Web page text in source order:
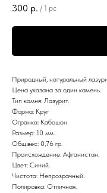
300 р. / 1 pc
Природный, натуральный
Цена указана за один камень.
Тип камня: Лазурит.
Форма: Круг
Огранка: Кабошон
Размер: 10 мм.
Общ.вес: 0,76 гр.
Происхождение: Афганистан.
Цвет: Синий.
Чистота: Непрозрачный.
Полировка: Отличная.